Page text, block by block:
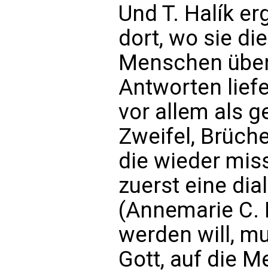
Und T. Halík
dort, wo sie
Menschen
Antworten
vor allem als
Zweifel,
die wieder
zuerst eine
(Annemarie
werden will,
Gott, auf die